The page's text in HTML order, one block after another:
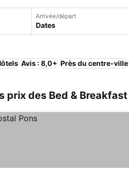
Arrivée/départ
Dates
Avis : 8,0+ Près du centre-ville
prix des Bed & Breakfast